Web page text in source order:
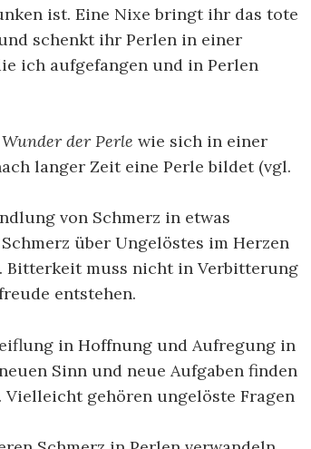
ist. Eine Nixe bringt ihr das tote
schenkt ihr Perlen in einer
ich aufgefangen und in Perlen
der Perle wie sich in einer
langer Zeit eine Perle bildet (vgl.
von Schmerz in etwas
über Ungelöstes im Herzen
Bitterkeit muss nicht in Verbitterung
entstehen.
in Hoffnung und Aufregung in
Sinn und neue Aufgaben finden
Vielleicht gehören ungelöste Fragen